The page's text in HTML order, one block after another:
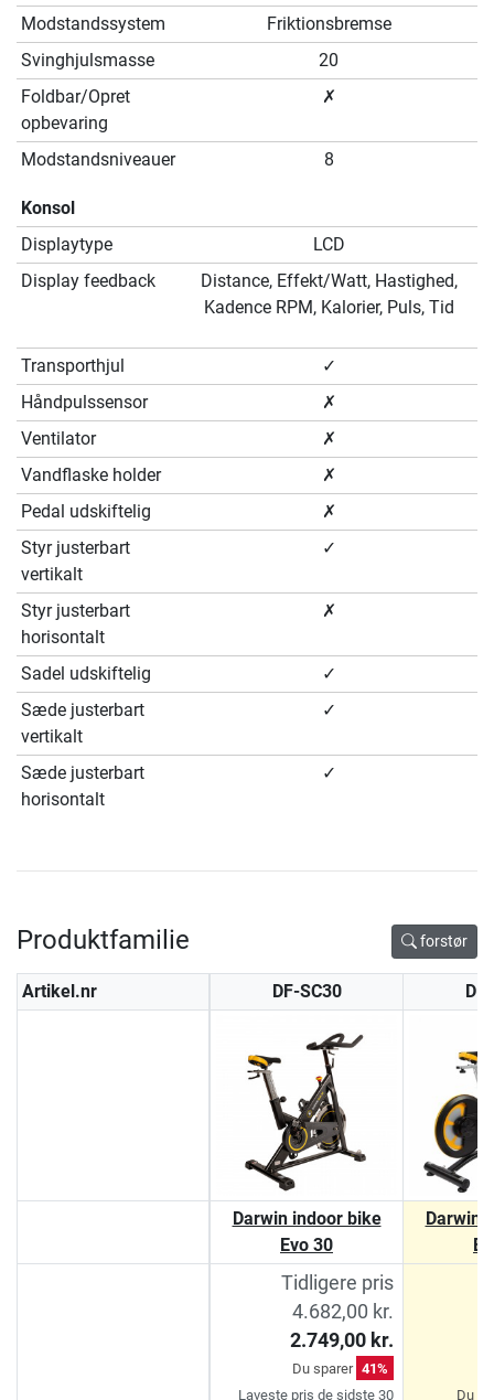
Modstandssystem
Friktionsbremse
Svinghjulsmasse
20
Foldbar/Opret
opbevaring
✗
Modstandsniveauer 8
Konsol
Displaytype
LCD
Display feedback
Distance, Effekt/Watt, Hastighed,
Kadence RPM, Kalorier, Puls, Tid
Transporthjul
✓
Håndpulssensor
✗
Ventilator
✗
Vandflaske holder
✗
Pedal udskiftelig
✗
Styr justerbart
vertikalt
✓
Styr justerbart
horisontalt
✗
Sadel udskiftelig
✓
Sæde justerbart
vertikalt
✓
Sæde justerbart
horisontalt
✓
Produktfamilie forstør
Artikel.nr DF-SC30
Darwin indoor bike
Evo 30
Darwin
Tidligere pris
4.682,00 kr.
2.749,00 kr.
Du sparer 41%
Laveste pris de sidste 30
Du